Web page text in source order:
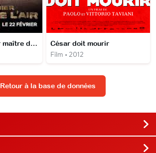
Avatar, le dernier maître de l'air César doit mourir
Film • 2012
Retour à la base de données